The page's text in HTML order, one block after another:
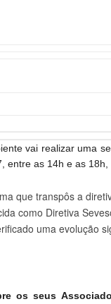
vai realizar uma
entre as 14h e as
que transpôs a
como Diretiva
uma evolução
os seus